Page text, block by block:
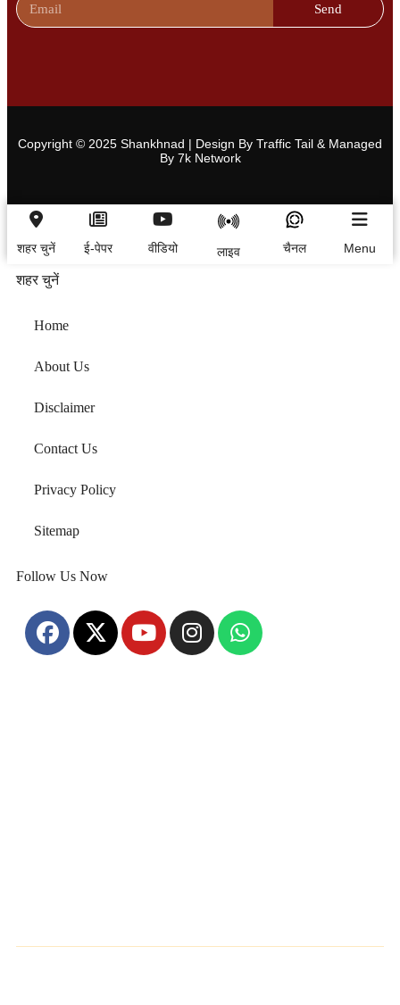
Send
Copyright © 2025 Shankhnad | Design By Traffic Tail & Managed
By 7k Network
शहर चुनें ई-पेपर वीडियो लाइव चैनल Menu
शहर चुनें
Home
About Us
Disclaimer
Contact Us
Privacy Policy
Sitemap
Follow Us Now